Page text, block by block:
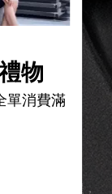
物
單消費滿
靠的服務支援，
步。